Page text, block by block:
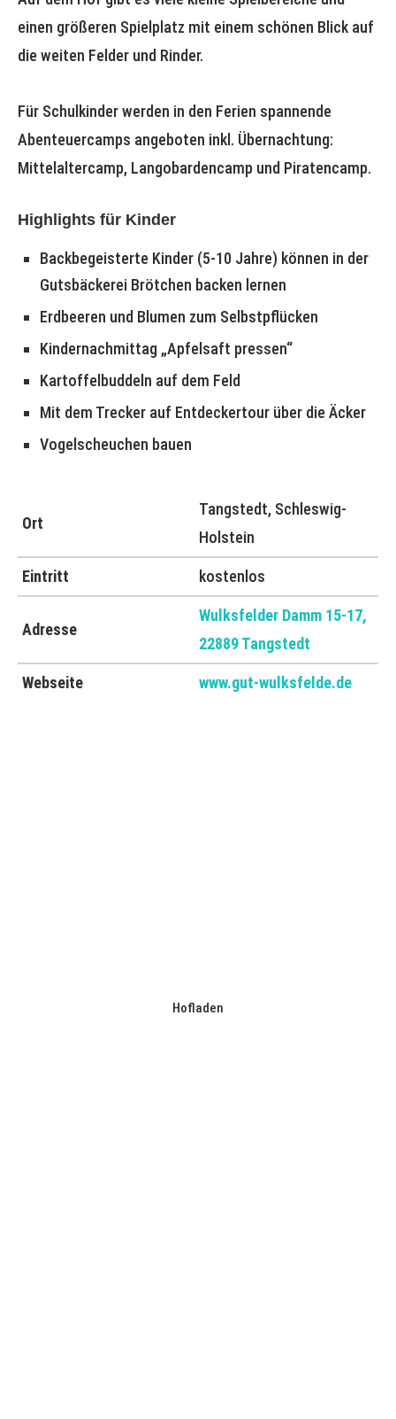
einen größeren Spielplatz mit einem schönen Blick auf
die weiten Felder und Rinder.
Für Schulkinder werden in den Ferien spannende
Abenteuercamps angeboten inkl. Übernachtung:
Mittelaltercamp, Langobardencamp und Piratencamp.
Highlights für Kinder
Backbegeisterte Kinder (5-10 Jahre) können in der
Gutsbäckerei Brötchen backen lernen
Erdbeeren und Blumen zum Selbstpflücken
Kindernachmittag „Apfelsaft pressen“
Kartoffelbuddeln auf dem Feld
Mit dem Trecker auf Entdeckertour über die Äcker
Vogelscheuchen bauen
Ort
Tangstedt, Schleswig-
Holstein
Eintritt kostenlos
Adresse
Wulksfelder Damm 15-17,
22889 Tangstedt
Webseite www.gut-wulksfelde.de
Hofladen